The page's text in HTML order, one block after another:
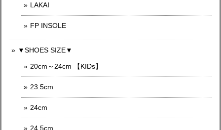
LAKAI
FP INSOLE
▼SHOES SIZE▼
20cm～24cm 【KIDs】
23.5cm
24cm
24,5cm